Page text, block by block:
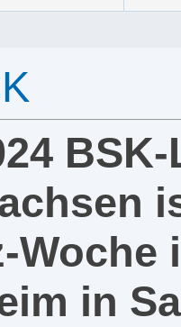
Woche
in